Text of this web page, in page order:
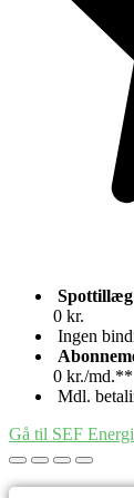
Spottillæg
0 kr.
Ingen
0 kr./md.**
Mdl.
Gå til SEF Energi